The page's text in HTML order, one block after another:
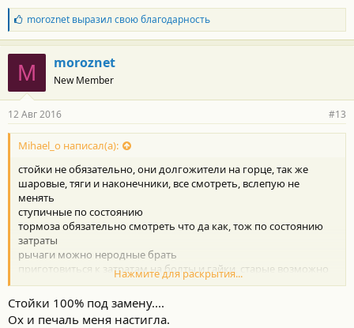
Б
л
а
г
о
д
а
н
о
с
и
:
moroznetвыразил свою благодарность
M moroznet
New Member
12 Авг 2016 #13
Mihael_o написал(а):
стойки не обязательно, они долгожители на горце, так же
шаровые, тяги и наконечники, все смотреть, вслепую не
менять
ступичные по состоянию
тормоза обязательно смотреть что да как, тож по состоянию
затраты
рычаги можно неродные брать
приготовиться к затратам на болты и гайки, старые возможно
придется срезать
как то так
Нажмите для раскрытия...
Стойки 100% под замену....
Ох и печаль меня настигла.